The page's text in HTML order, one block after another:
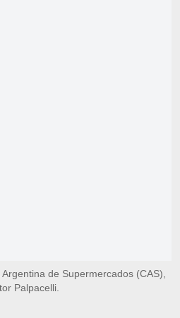
de Supermercados (CAS),
Palpacelli.